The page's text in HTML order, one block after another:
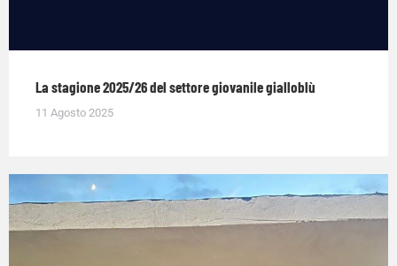
La stagione 2025/26 del settore giovanile gialloblù
11 Agosto 2025